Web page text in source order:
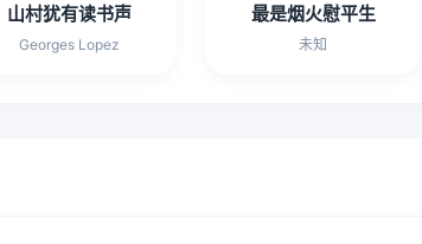
山村犹有读书声
Georges Lopez
最是烟火慰平生
未知